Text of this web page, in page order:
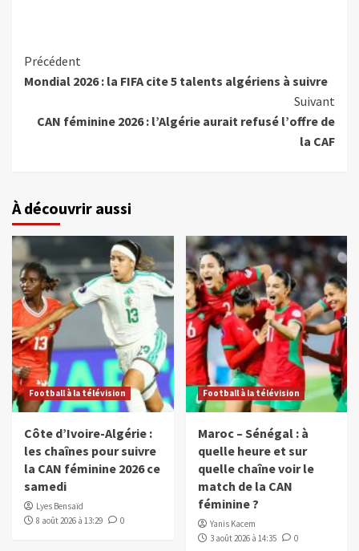
Précédent
Mondial 2026 : la FIFA cite 5 talents algériens à suivre
Suivant
CAN féminine 2026 : l’Algérie aurait refusé l’offre de
la CAF
À découvrir aussi
Football à la télévision
Côte d’Ivoire-Algérie :
les chaînes pour suivre
la CAN féminine 2026 ce
samedi
Lyes Bensaïd
8 août 2026 à 13:29
0
Football à la télévision
Maroc – Sénégal : à
quelle heure et sur
quelle chaîne voir le
match de la CAN
féminine ?
Yanis Kacem
3 août 2026 à 14:35
0